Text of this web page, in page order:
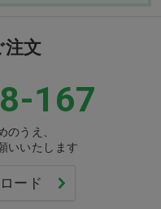
注文
167
のうえ、
いいたします
ード